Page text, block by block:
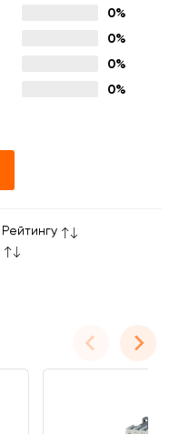
0%
0%
0%
0%
Рейтингу